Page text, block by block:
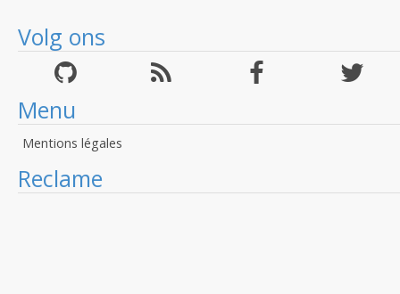
Volg ons
Menu
Mentions légales
Reclame